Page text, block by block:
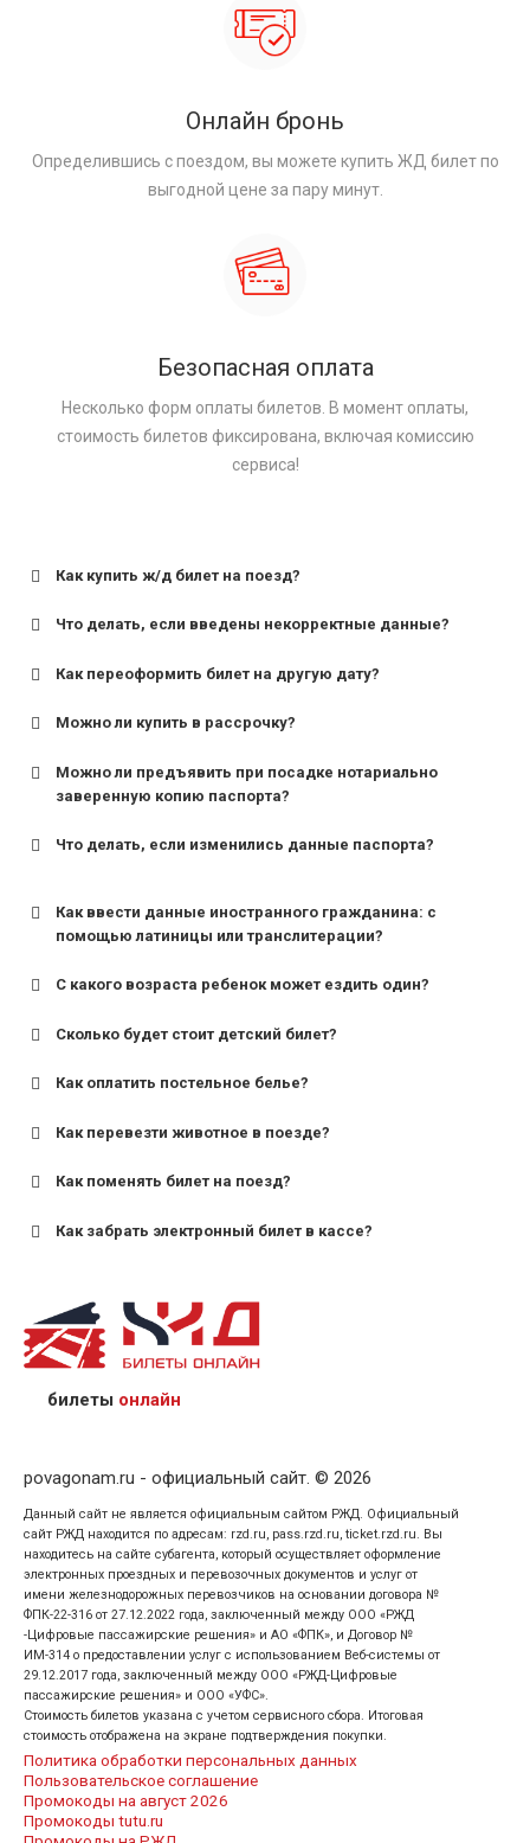
Онлайн бронь
Определившись с поездом, вы можете купить ЖД билет по
выгодной цене за пару минут.
Безопасная оплата
Несколько форм оплаты билетов. В момент оплаты,
стоимость билетов фиксирована, включая комиссию
сервиса!
Как купить ж/д билет на поезд?
Что делать, если введены некорректные данные?
Как переоформить билет на другую дату?
Можно ли купить в рассрочку?
Можно ли предъявить при посадке нотариально
заверенную копию паспорта?
Что делать, если изменились данные паспорта?
Как ввести данные иностранного гражданина: с
помощью латиницы или транслитерации?
С какого возраста ребенок может ездить один?
для поездов дальнего следования — от 10 лет и
для пригородных поездов — от 7 лет.
Сколько будет стоит детский билет?
Как оплатить постельное белье?
Как перевезти животное в поезде?
Как поменять билет на поезд?
Как забрать электронный билет в кассе?
назвав кассиру 14-значный номер заказа;
предъявив удостоверение личности пассажира, на
кого оформлен билет.
билеты онлайн
povagonam.ru - официальный сайт. © 2026
Данный сайт не является официальным сайтом РЖД. Официальный
сайт РЖД находится по адресам: rzd.ru, pass.rzd.ru, ticket.rzd.ru. Вы
находитесь на сайте субагента, который осуществляет оформление
электронных проездных и перевозочных документов и услуг от
имени железнодорожных перевозчиков на основании договора №
ФПК-22-316 от 27.12.2022 года, заключенный между ООО «РЖД
-Цифровые пассажирские решения» и АО «ФПК», и Договор №
ИМ-314 о предоставлении услуг с использованием Веб-системы от
29.12.2017 года, заключенный между ООО «РЖД-Цифровые
пассажирские решения» и ООО «УФС».
Стоимость билетов указана с учетом сервисного сбора. Итоговая
стоимость отображена на экране подтверждения покупки.
Политика обработки персональных данных
Пользовательское соглашение
Промокоды на август 2026
Промокоды tutu.ru